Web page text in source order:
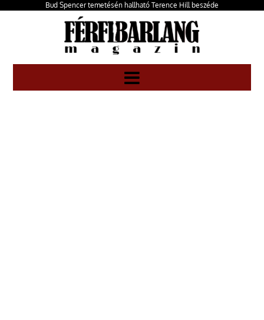
Bud Spencer temetésén hallható Terence Hill beszéde